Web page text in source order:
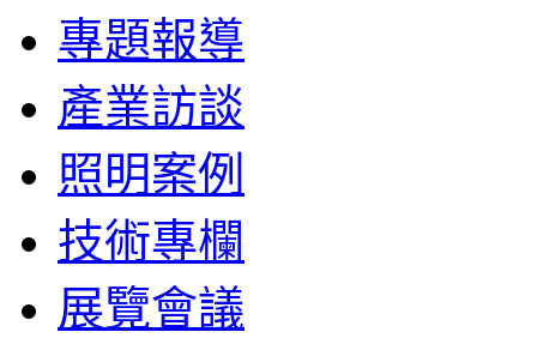
專題報導
產業訪談
照明案例
技術專欄
展覽會議